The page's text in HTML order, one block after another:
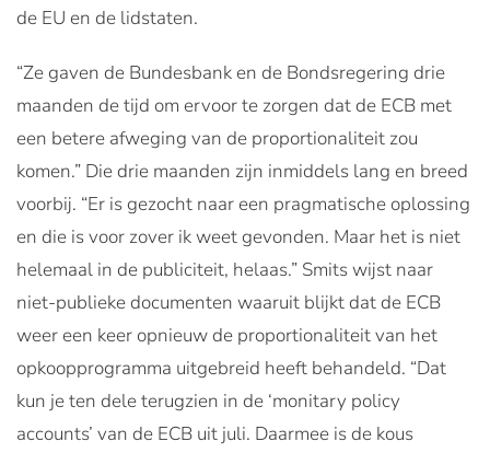
de EU en de lidstaten.
“Ze gaven de Bundesbank en de Bondsregering drie
maanden de tijd om ervoor te zorgen dat de ECB met
een betere afweging van de proportionaliteit zou
komen.” Die drie maanden zijn inmiddels lang en breed
voorbij. “Er is gezocht naar een pragmatische oplossing
en die is voor zover ik weet gevonden. Maar het is niet
helemaal in de publiciteit, helaas.” Smits wijst naar
niet-publieke documenten waaruit blijkt dat de ECB
weer een keer opnieuw de proportionaliteit van het
opkoopprogramma uitgebreid heeft behandeld. “Dat
kun je ten dele terugzien in de ‘monitary policy
accounts’ van de ECB uit juli. Daarmee is de kous